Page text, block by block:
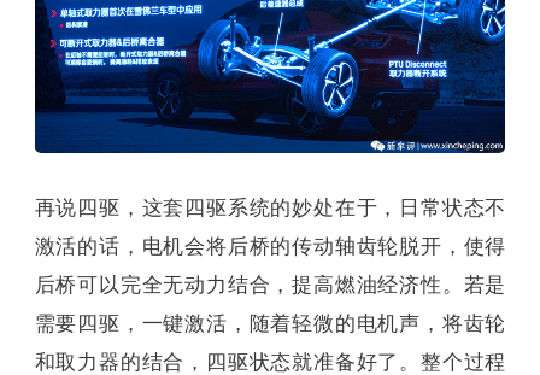
再说四驱，这套四驱系统的妙处在于，日常状态不
激活的话，电机会将后桥的传动轴齿轮脱开，使得
后桥可以完全无动力结合，提高燃油经济性。若是
需要四驱，一键激活，随着轻微的电机声，将齿轮
和取力器的结合，四驱状态就准备好了。整个过程